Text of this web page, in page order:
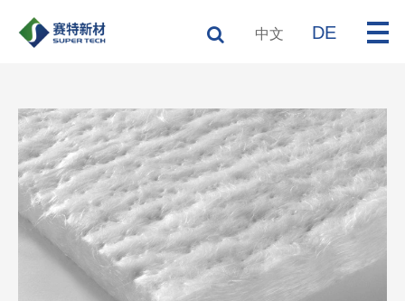
中文 DE